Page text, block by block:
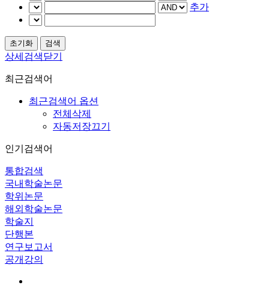
추가
상세검색닫기
최근검색어
최근검색어 옵션
전체삭제
자동저장끄기
인기검색어
통합검색
국내학술논문
학위논문
해외학술논문
학술지
단행본
연구보고서
공개강의